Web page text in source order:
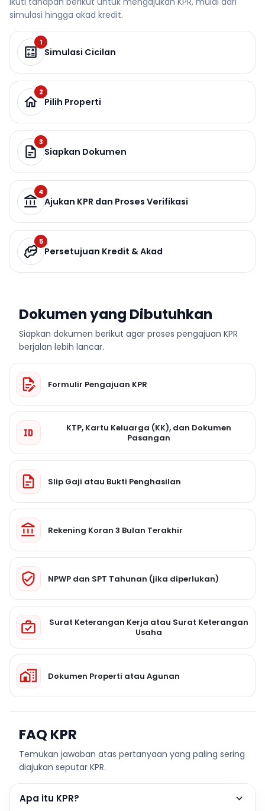
simulasi hingga akad kredit.
1
Simulasi Cicilan
2
Pilih Properti
3
Siapkan Dokumen
4
Ajukan KPR dan Proses Verifikasi
5
Persetujuan Kredit & Akad
Dokumen yang Dibutuhkan
Siapkan dokumen berikut agar proses pengajuan KPR
berjalan lebih lancar.
Formulir Pengajuan KPR
KTP, Kartu Keluarga (KK), dan Dokumen
Pasangan
Slip Gaji atau Bukti Penghasilan
Rekening Koran 3 Bulan Terakhir
NPWP dan SPT Tahunan (jika diperlukan)
Surat Keterangan Kerja atau Surat Keterangan
Usaha
Dokumen Properti atau Agunan
FAQ KPR
Temukan jawaban atas pertanyaan yang paling sering
diajukan seputar KPR.
Apa itu KPR?